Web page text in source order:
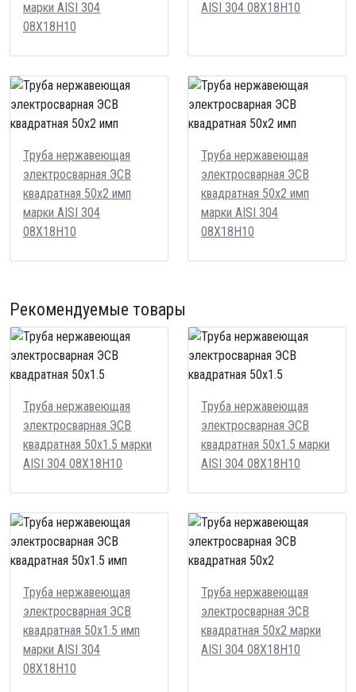
марки AISI 304
08Х18Н10
AISI 304 08Х18Н10
Труба нержавеющая
электросварная ЭСВ
квадратная 50х2 имп
марки AISI 304
08Х18Н10
Труба нержавеющая
электросварная ЭСВ
квадратная 50х2 имп
марки AISI 304
08Х18Н10
Рекомендуемые товары
Труба нержавеющая
электросварная ЭСВ
квадратная 50х1.5 марки
AISI 304 08Х18Н10
Труба нержавеющая
электросварная ЭСВ
квадратная 50х1.5 марки
AISI 304 08Х18Н10
Труба нержавеющая
электросварная ЭСВ
квадратная 50х1.5 имп
марки AISI 304
08Х18Н10
Труба нержавеющая
электросварная ЭСВ
квадратная 50х2 марки
AISI 304 08Х18Н10